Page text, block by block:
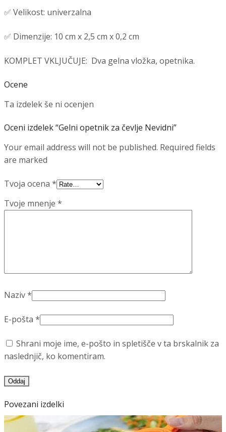
✅ Velikost: univerzalna
✅ Dimenzije: 10 cm x 2,5 cm x 0,2 cm
KOMPLET VKLJUČUJE: Dva gelna vložka, opetnika.
Ocene
Ta izdelek še ni ocenjen
Oceni izdelek “Gelni opetnik za čevlje Nevidni”
Your email address will not be published. Required fields
are marked
Tvoja ocena *
Tvoje mnenje *
Naziv*
E-pošta *
Shrani moje ime, e-pošto in spletišče v ta brskalnik za
naslednjič, ko komentiram.
Povezani izdelki